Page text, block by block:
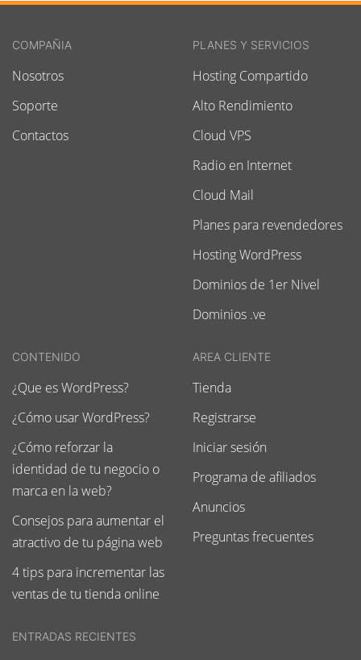
COMPAÑIA
Nosotros
Soporte
Contactos
PLANES Y SERVICIOS
Hosting Compartido
Alto Rendimiento
Cloud VPS
Radio en Internet
Cloud Mail
Planes para revendedores
Hosting WordPress
Dominios de 1er Nivel
Dominios .ve
CONTENIDO
¿Que es WordPress?
¿Cómo usar WordPress?
¿Cómo reforzar la
identidad de tu negocio o
marca en la web?
Consejos para aumentar el
atractivo de tu página web
4 tips para incrementar las
ventas de tu tienda online
AREA CLIENTE
Tienda
Registrarse
Iniciar sesión
Programa de afiliados
Anuncios
Preguntas frecuentes
ENTRADAS RECIENTES